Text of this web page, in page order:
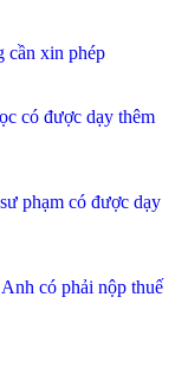
cần xin phép
có được dạy thêm
phạm có được dạy
có phải nộp thuế